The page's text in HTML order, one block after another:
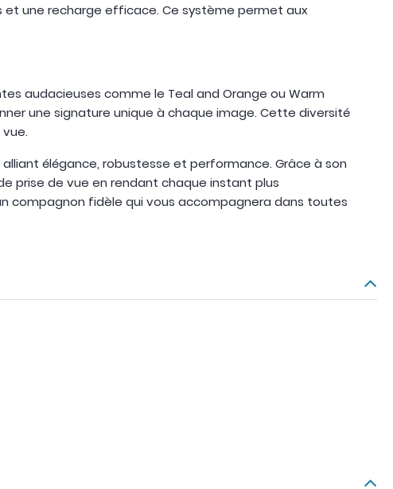
une recharge efficace. Ce système permet aux
audacieuses comme le Teal and Orange ou Warm
une signature unique à chaque image. Cette diversité
élégance, robustesse et performance. Grâce à son
prise de vue en rendant chaque instant plus
compagnon fidèle qui vous accompagnera dans toutes